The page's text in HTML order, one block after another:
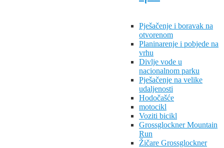
Pješačenje i boravak na
otvorenom
Planinarenje i pobjede na
vrhu
Divlje vode u
nacionalnom parku
Pješačenje na velike
udaljenosti
Hodočašće
motocikl
Voziti bicikl
Grossglockner Mountain
Run
Žičare Grossglockner